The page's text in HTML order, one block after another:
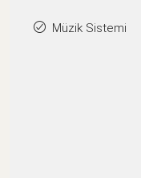
Müzik Sistemi